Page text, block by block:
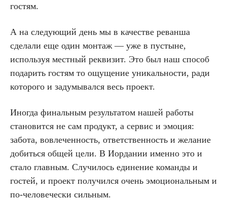
гостям.
А на следующий день мы в качестве реванша
сделали еще один монтаж — уже в пустыне,
используя местный реквизит. Это был наш способ
подарить гостям то ощущение уникальности, ради
которого и задумывался весь проект.
Иногда финальным результатом нашей работы
становится не сам продукт, а сервис и эмоция:
забота, вовлеченность, ответственность и желание
добиться общей цели. В Иордании именно это и
стало главным. Случилось единение команды и
гостей, и проект получился очень эмоциональным и
по-человечески сильным.